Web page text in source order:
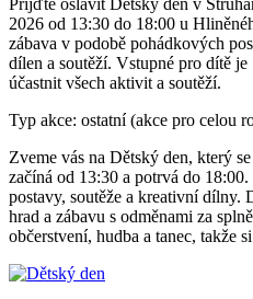
2026 od 13:30 do 18:00 u
zábava v podobě pohádkových
dílen a soutěží. Vstupné pro dítě
účastnit všech aktivit a soutěží.
Typ akce: ostatní (akce pro celou
Zveme vás na Dětský den, který
začíná od 13:30 a potrvá do
postavy, soutěže a kreativní dílny.
hrad a zábavu s odměnami za
občerstvení, hudba a tanec, takže